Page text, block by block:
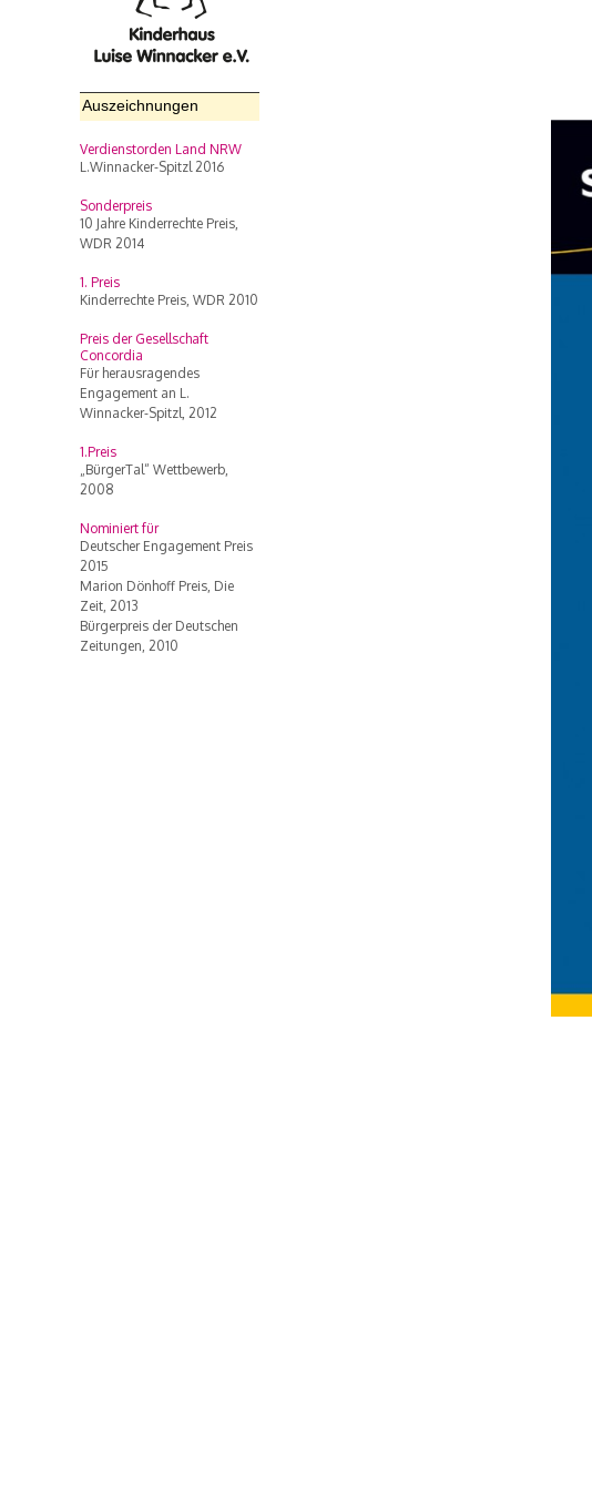
Auszeichnungen
Verdienstorden Land NRW
L.Winnacker-Spitzl 2016
Sonderpreis
10 Jahre Kinderrechte Preis,
WDR 2014
1. Preis
Kinderrechte Preis, WDR 2010
Preis der Gesellschaft
Concordia
Für herausragendes
Engagement an L.
Winnacker-Spitzl, 2012
1.Preis
„BürgerTal“ Wettbewerb,
2008
Nominiert für
Deutscher Engagement Preis
2015
Marion Dönhoff Preis, Die
Zeit, 2013
Bürgerpreis der Deutschen
Zeitungen, 2010